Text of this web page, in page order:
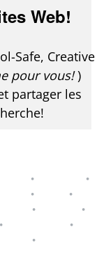
Web!
Safe, Creative
pour vous!)
partager les
•
•
•
•
•
•
•
•
•